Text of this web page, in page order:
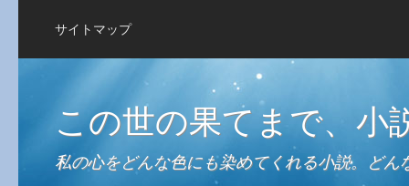
サイトマップ
この世の果てまで、小
私の心をどんな色にも染めてくれる小説。ど